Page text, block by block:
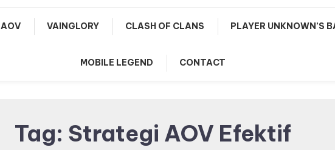
AOV VAINGLORY CLASH OF CLANS PLAYER UNKNOWN’S
MOBILE LEGEND CONTACT
Tag: Strategi AOV Efektif